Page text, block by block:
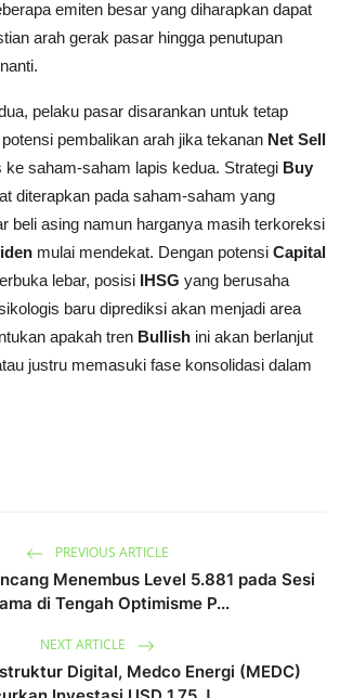
emiten besar yang diharapkan dapat
arah gerak pasar hingga penutupan
pelaku pasar disarankan untuk tetap
pembalikan arah jika tekanan Net Sell
ke saham-saham lapis kedua. Strategi Buy
diterapkan pada saham-saham yang
beli asing namun harganya masih terkoreksi
mulai mendekat. Dengan potensi Capital
lebar, posisi IHSG yang berusaha
baru diprediksi akan menjadi area
apakah tren Bullish ini akan berlanjut
justru memasuki fase konsolidasi dalam
PREVIOUS ARTICLE
Menembus Level 5.881 pada Sesi
di Tengah Optimisme P...
NEXT ARTICLE
Digital, Medco Energi (MEDC)